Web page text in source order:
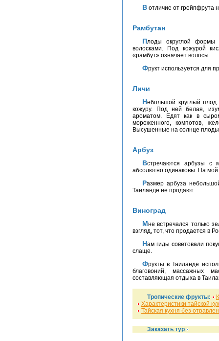
В отличие от
Рамбутан
Плоды округлой формы красного цвета, покрыты мягкими колючками-
волосками. Под кожурой
«рамбут» означает волосы.
Фрукт используется для
Личи
Небольшой круглый плод. Имеет красную, покрытую бородавками тонкую
кожуру. Под ней белая,
ароматом. Едят как в
мороженного, компотов,
Высушенные на солнце
Арбуз
Встречаются арбузы с мякотью красного и желтого цветов. По вкусу
абсолютно одинаковы. На мой
Размер арбуза небольшой. Больших арбузов, по размеру как в России в
Таиланде не продают.
Виноград
Мне встречался только зеленый виноград. По вкусу кисло-сладкий. На мой
взгляд, тот, что продается в
Нам гиды советовали покупать то, что не растет в России. Это и вкуснее, и
слаще.
Фрукты в Таиланде используют и в SPA- процедурах, и при изготовлении
благовоний, массажных
составляющая отдыха в
Тропические фрукты:
Характеристики тайской
Тайская кухня без
Заказать тур